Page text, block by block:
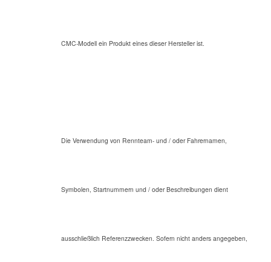
CMC-Modell ein Produkt eines dieser Hersteller ist.
Die Verwendung von Rennteam- und / oder Fahrernamen,
Symbolen, Startnummern und / oder Beschreibungen dient
ausschließlich Referenzzwecken. Sofern nicht anders angegeben,